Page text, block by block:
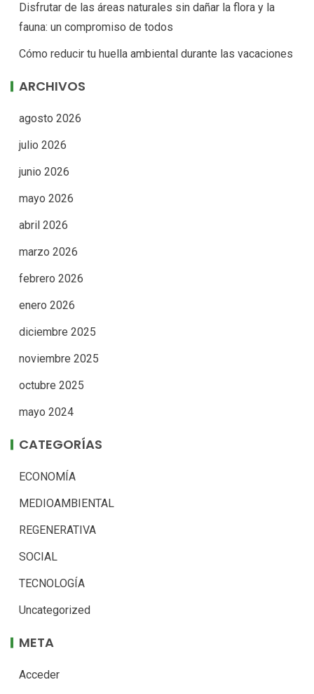
Disfrutar de las áreas naturales sin dañar la flora y la
fauna: un compromiso de todos
Cómo reducir tu huella ambiental durante las vacaciones
ARCHIVOS
agosto 2026
julio 2026
junio 2026
mayo 2026
abril 2026
marzo 2026
febrero 2026
enero 2026
diciembre 2025
noviembre 2025
octubre 2025
mayo 2024
CATEGORÍAS
ECONOMÍA
MEDIOAMBIENTAL
REGENERATIVA
SOCIAL
TECNOLOGÍA
Uncategorized
META
Acceder